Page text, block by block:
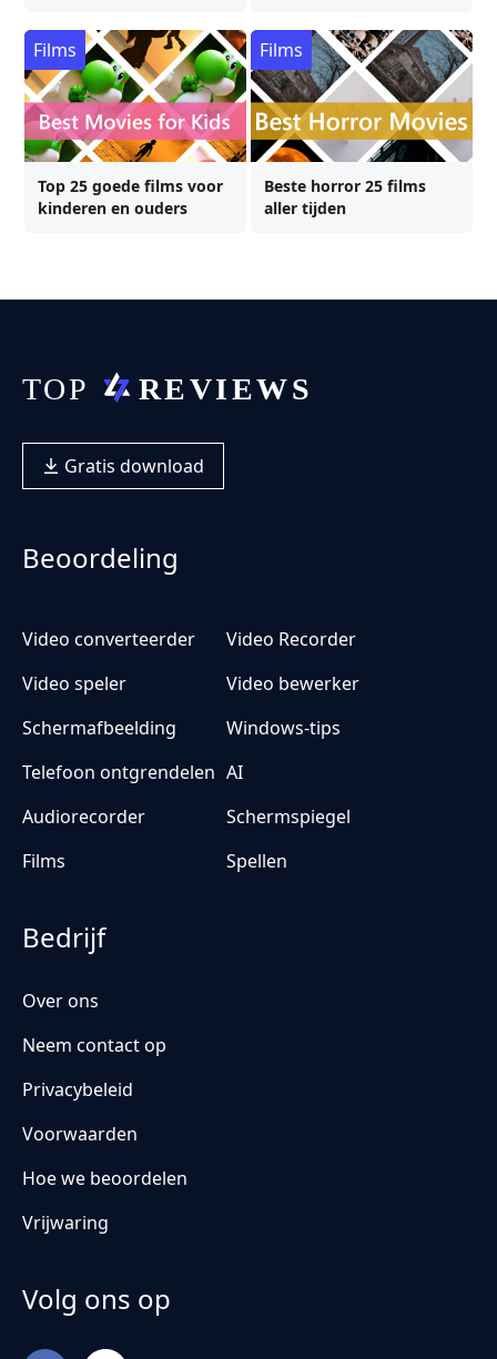
Top 25 goede films voor
kinderen en ouders
Films
Beste horror 25 films
aller tijden
Films
Gratis download
Beoordeling
Video converteerder
Video Recorder
Video speler
Video bewerker
Schermafbeelding
Windows-tips
Telefoon ontgrendelen AI
Audiorecorder
Schermspiegel
Films
Spellen
Bedrijf
Over ons
Neem contact op
Privacybeleid
Voorwaarden
Hoe we beoordelen
Vrijwaring
Volg ons op